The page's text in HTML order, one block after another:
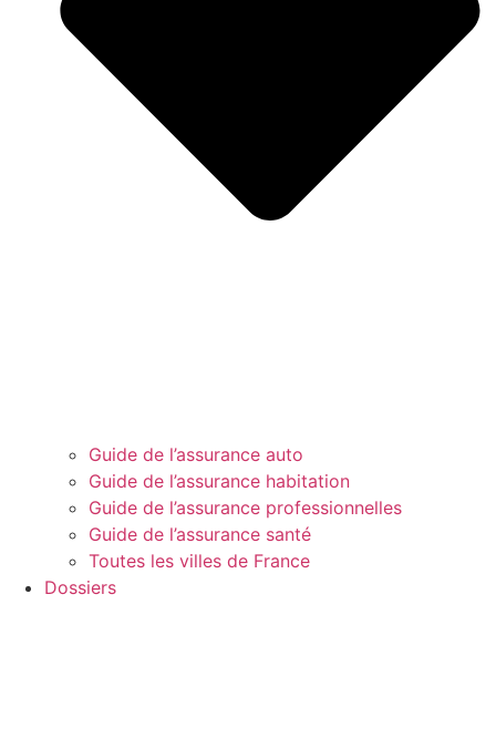
Guide de l’assurance auto
Guide de l’assurance habitation
Guide de l’assurance professionnelles
Guide de l’assurance santé
Toutes les villes de France
Dossiers